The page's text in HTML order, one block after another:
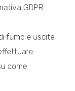
GDPR.
fumo e uscite
come